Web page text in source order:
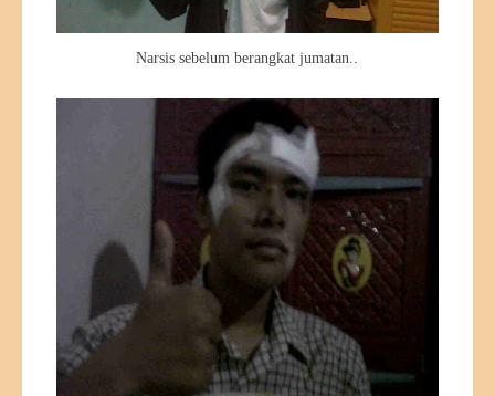
Narsis sebelum berangkat jumatan..